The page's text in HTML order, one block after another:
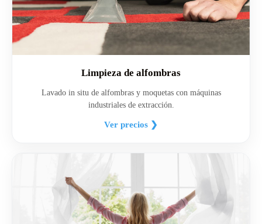
Limpieza de alfombras
Lavado in situ de alfombras y moquetas con máquinas
industriales de extracción.
Ver precios ❯